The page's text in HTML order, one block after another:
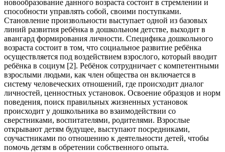
новообразование данного возраста состоит в стремлении и
способности управлять собой, своими поступками.
Становление произвольности выступает одной из базовых
линий развития ребёнка в дошкольном детстве, выходит в
авангард формирования личности. Специфика дошкольного
возраста состоит в том, что социальное развитие ребёнка
осуществляется под воздействием взрослого, который вводит
ребёнка в социум [2]. Ребёнок сотрудничает с компетентными
взрослыми людьми, как член общества он включается в
систему человеческих отношений, где происходит диалог
личностей, ценностных установок. Освоение образцов и норм
поведения, поиск правильных жизненных установок
происходит у дошкольника во взаимодействии со
сверстниками, воспитателями, родителями. Взрослые
открывают детям будущее, выступают посредниками,
соучастниками по отношению к деятельности детей, чтобы
помочь детям в обретении собственного опыта.